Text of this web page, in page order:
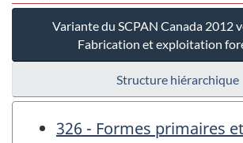
Variante du SCPAN Canada 2012
Fabrication et exploitation
Structure hiérarchique
326 - Formes primaires